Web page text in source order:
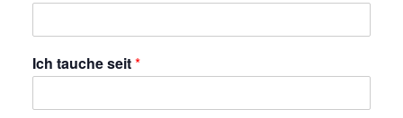
Ich tauche seit*